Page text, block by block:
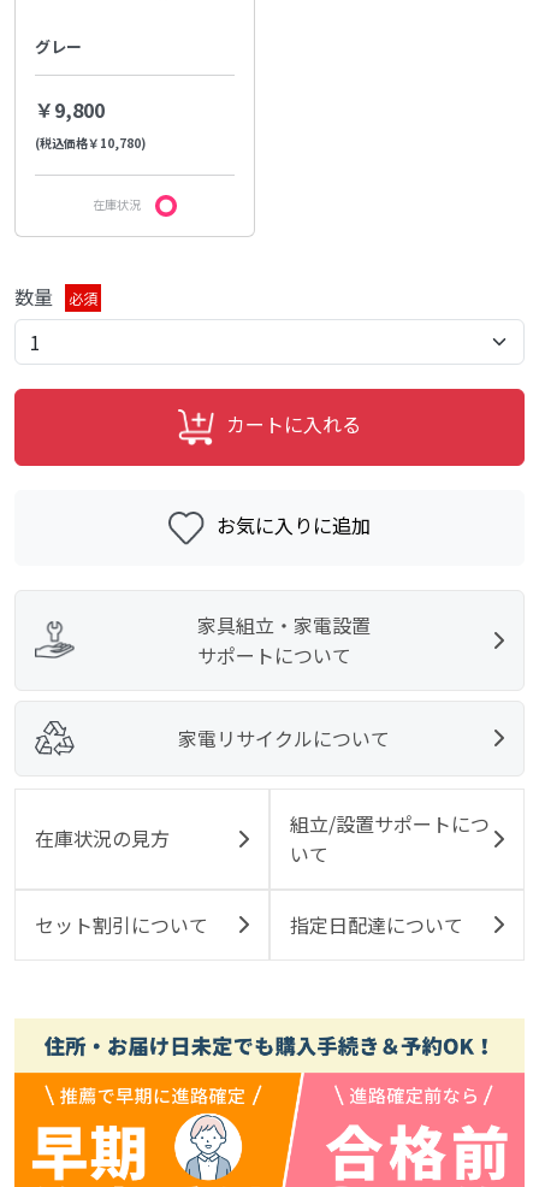
グレー
￥9,800
(税込価格￥10,780)
在庫状況
数量 必須
カートに入れる
お気に入りに追加
家具組立・家電設置
サポートについて
家電リサイクルについて
在庫状況の見方
組立/設置サポートにつ
いて
セット割引について 指定日配達について